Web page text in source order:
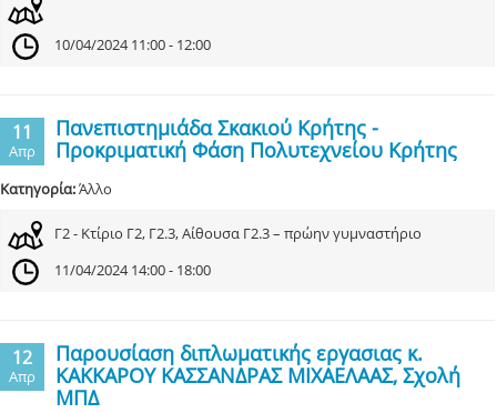
10/04/2024 11:00 - 12:00
11
Απρ
Πανεπιστημιάδα Σκακιού Κρήτης -
Προκριματική Φάση Πολυτεχνείου Κρήτης
Κατηγορία:Άλλο
Γ2 - Κτίριο Γ2, Γ2.3, Αίθουσα Γ2.3 – πρώην γυμναστήριο
11/04/2024 14:00 - 18:00
12
Απρ
Παρουσίαση διπλωματικής εργασιας κ.
ΚΑΚΚΑΡΟΥ ΚΑΣΣΑΝΔΡΑΣ ΜΙΧΑΕΛΑΑΣ, Σχολή
ΜΠΔ